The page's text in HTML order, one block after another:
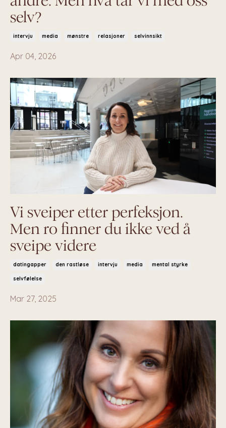
selv?
intervju media mønstre relasjoner selvinnsikt
Apr 04, 2026
Vi sveiper etter perfeksjon.
Men ro finner du ikke ved å
sveipe videre
datingapper den rastløse intervju media mental styrke
selvfølelse
Mar 27, 2025